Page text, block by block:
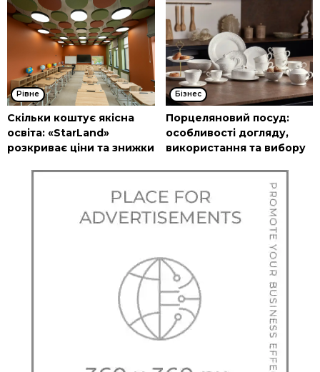
Рівне
Скільки коштує якісна
освіта: «StarLand»
розкриває ціни та знижки
Бізнес
Порцеляновий посуд:
особливості догляду,
використання та вибору